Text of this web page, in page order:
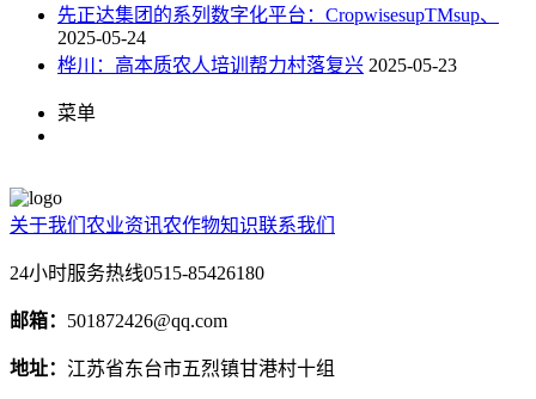
先正达集团的系列数字化平台：CropwisesupTMsup、
2025-05-24
桦川：高本质农人培训帮力村落复兴 2025-05-23
菜单
关于我们 农业资讯农作物知识联系我们
24小时服务热线0515-85426180
邮箱： 501872426@qq.com
地址： 江苏省东台市五烈镇甘港村十组